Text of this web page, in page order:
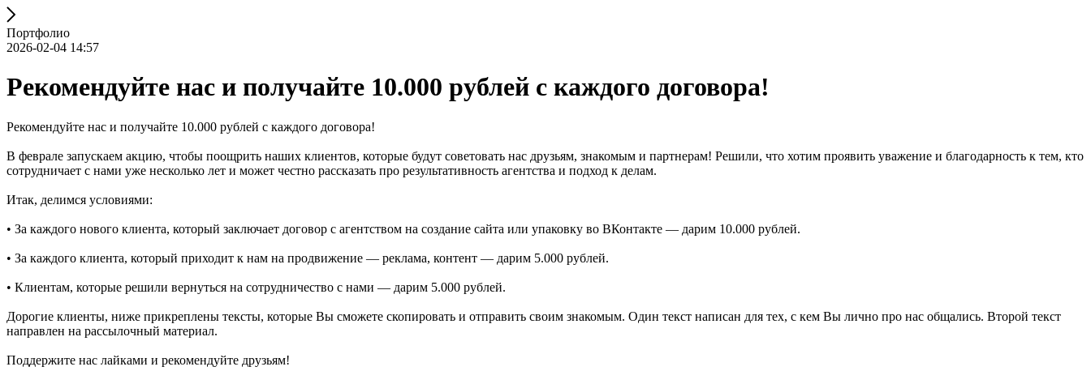
Портфолио
2026-02-04 14:57
Рекомендуйте нас и получайте 10.000 рублей с каждого договора!
Рекомендуйте нас и получайте 10.000 рублей с каждого договора!
В феврале запускаем акцию, чтобы поощрить наших клиентов, которые будут советовать нас друзьям, знакомым и партнерам! Решили, что хотим проявить уважение и благодарность к тем, кто
сотрудничает с нами уже несколько лет и может честно рассказать про результативность агентства и подход к делам.
Итак, делимся условиями:
• За каждого нового клиента, который заключает договор с агентством на создание сайта или упаковку во ВКонтакте — дарим 10.000 рублей.
• За каждого клиента, который приходит к нам на продвижение — реклама, контент — дарим 5.000 рублей.
• Клиентам, которые решили вернуться на сотрудничество с нами — дарим 5.000 рублей.
Дорогие клиенты, ниже прикреплены тексты, которые Вы сможете скопировать и отправить своим знакомым. Один текст написан для тех, с кем Вы лично про нас общались. Второй текст
направлен на рассылочный материал.
Поддержите нас лайками и рекомендуйте друзьям!